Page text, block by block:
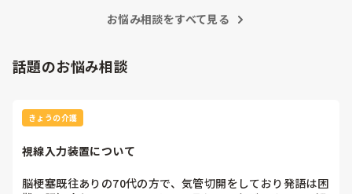
お悩み相談をすべて見る
話題のお悩み相談
きょうの介護
視線入力装置について
脳梗塞既往ありの70代の方で、気管切開をしており発語は困